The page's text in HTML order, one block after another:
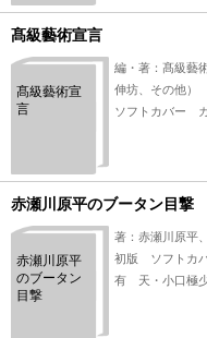
の”魔神
髙級藝術宣言
髙級藝術宣
言
編・著：髙級藝
伸坊、その他）
ソフトカバー
赤瀬川原平のブータン目撃
赤瀬川原平
のブータン
目撃
著：赤瀬川原平
初版 ソフトカ
有 天・小口極